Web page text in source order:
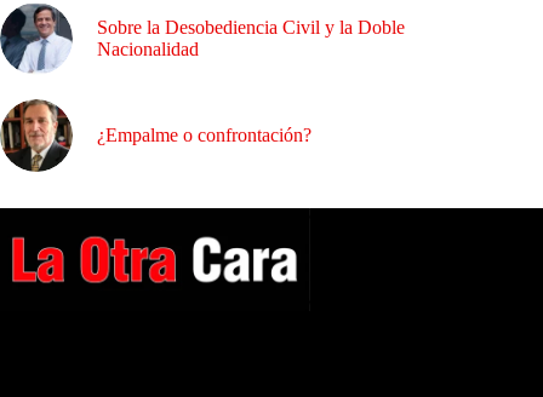
Sobre la Desobediencia Civil y la Doble
Nacionalidad
¿Empalme o confrontación?